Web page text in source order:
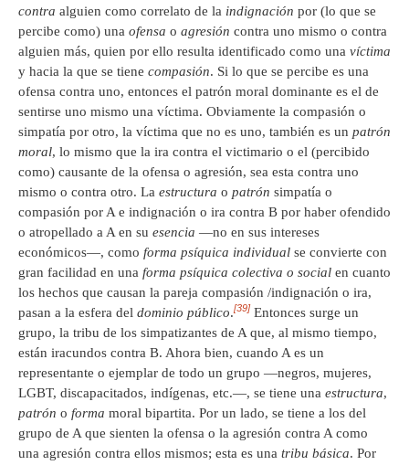
contra alguien como correlato de la indignación por (lo que se
percibe como) una ofensa o agresión contra uno mismo o contra
alguien más, quien por ello resulta identificado como una víctima
y hacia la que se tiene compasión. Si lo que se percibe es una
ofensa contra uno, entonces el patrón moral dominante es el de
sentirse uno mismo una víctima. Obviamente la compasión o
simpatía por otro, la víctima que no es uno, también es un patrón
moral, lo mismo que la ira contra el victimario o el (percibido
como) causante de la ofensa o agresión, sea esta contra uno
mismo o contra otro. La estructura o patrón simpatía o
compasión por A e indignación o ira contra B por haber ofendido
o atropellado a A en su esencia ―no en sus intereses
económicos―, como forma psíquica individual se convierte con
gran facilidad en una forma psíquica colectiva o social en cuanto
los hechos que causan la pareja compasión /indignación o ira,
pasan a la esfera del dominio público.[39] Entonces surge un
grupo, la tribu de los simpatizantes de A que, al mismo tiempo,
están iracundos contra B. Ahora bien, cuando A es un
representante o ejemplar de todo un grupo ―negros, mujeres,
LGBT, discapacitados, indígenas, etc.―, se tiene una estructura,
patrón o forma moral bipartita. Por un lado, se tiene a los del
grupo de A que sienten la ofensa o la agresión contra A como
una agresión contra ellos mismos; esta es una tribu básica. Por